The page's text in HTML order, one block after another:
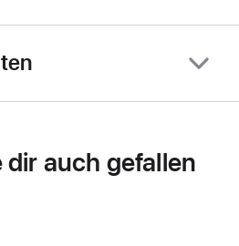
dir auch gefallen